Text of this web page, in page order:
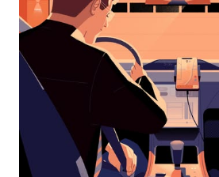
calendrier
et
sélectionner
une
date.
Appuyez
d'échappement
pour
fermer